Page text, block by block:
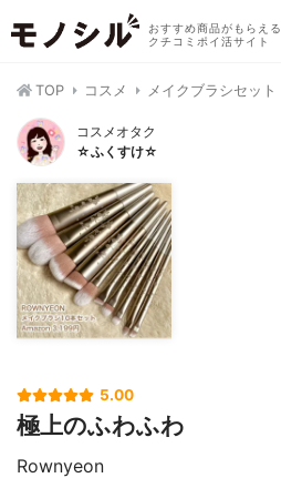
おすすめ商品がもらえる
クチコミポイ活サイト
TOP コスメ メイクブラシセット
コスメオタク
☆ふくすけ☆
5.00
極上のふわふわ
Rownyeon